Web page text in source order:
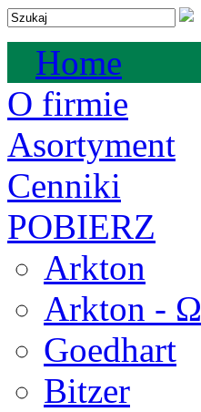
Home
O firmie
Asortyment
Cenniki
POBIERZ
Arkton
Arkton - Ω
Goedhart
Bitzer